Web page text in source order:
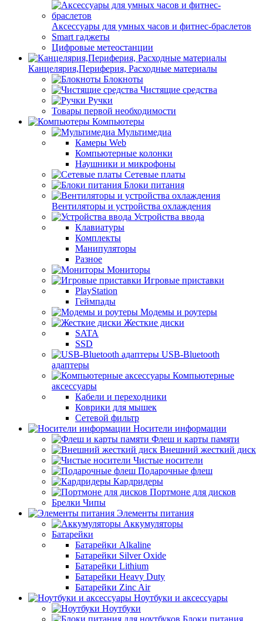
Аксессуары для умных часов и фитнес-браслетов
Smart гаджеты
Цифровые метеостанции
Канцелярия,Периферия, Расходные материалы
Блокноты
Чистящие средства
Ручки
Товары первой необходимости
Компьютеры
Мультимедиа
Камеры Web
Компьютерные колонки
Наушники и микрофоны
Сетевые платы
Блоки питания
Вентиляторы и устройства охлаждения
Устройства ввода
Клавиатуры
Комплекты
Манипуляторы
Разное
Мониторы
Игровые приставки
PlayStation
Геймпады
Модемы и роутеры
Жесткие диски
SATA
SSD
USB-Bluetooth
адаптеры
Компьютерные
аксессуары
Кабели и переходники
Коврики для мышек
Сетевой фильтр
Носители информации
Флеш и карты памяти
Внешний жесткий диск
Чистые носители
Подарочные флеш
Кардридеры
Портмоне для дисков
Брелки Чипы
Элементы питания
Аккумуляторы
Батарейки
Батарейки Alkaline
Батарейки Silver Oxide
Батарейки Lithium
Батарейки Heavy Duty
Батарейки Zinc Air
Ноутбуки и аксессуары
Ноутбуки
Блоки питания